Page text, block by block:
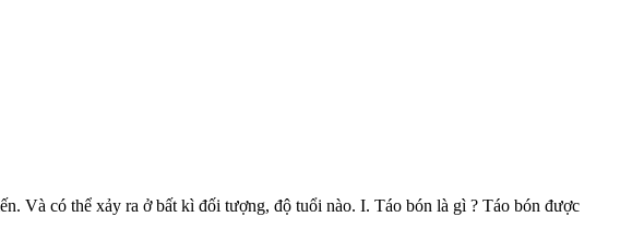
có thể xảy ra ở bất kì đối tượng, độ tuổi nào. I. Táo bón là gì ? Táo bón được